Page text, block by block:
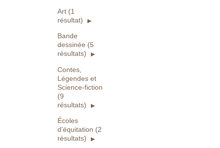
Art (1
résultat)
Bande
dessinée (5
résultats)
Contes,
Légendes et
Science-fiction
(9
résultats)
Écoles
d’équitation (2
résultats)